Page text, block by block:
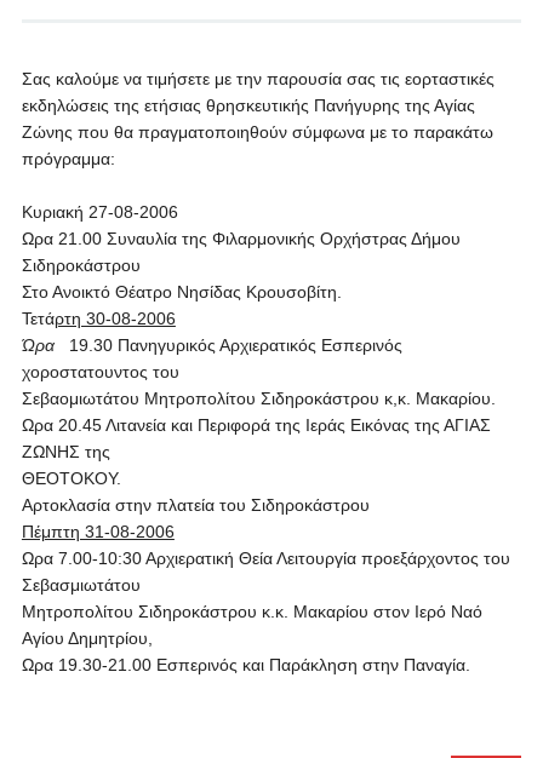
Σας καλούμε να τιμήσετε με την παρουσία σας τις εορταστικές
εκδηλώσεις της ετήσιας θρησκευτικής Πανήγυρης της Αγίας
Ζώνης που θα πραγματοποιηθούν σύμφωνα με το παρακάτω
πρόγραμμα:
Κυριακή 27-08-2006
Ωρα 21.00 Συναυλία της Φιλαρμονικής Ορχήστρας Δήμου
Σιδηροκάστρου
Στο Ανοικτό Θέατρο Νησίδας Κρουσοβίτη.
Τετάρτη 30-08-2006
Ώρα 19.30 Πανηγυρικός Αρχιερατικός Εσπερινός
χοροστατουντος του
Σεβαομιωτάτου Μητροπολίτου Σιδηροκάστρου κ,κ. Μακαρίου.
Ωρα 20.45 Λιτανεία και Περιφορά της Ιεράς Εικόνας της ΑΓΙΑΣ
ΖΩΝΗΣ της
ΘΕΟΤΟΚΟΥ.
Αρτοκλασία στην πλατεία του Σιδηροκάστρου
Πέμπτη 31-08-2006
Ωρα 7.00-10:30 Αρχιερατική Θεία Λειτουργία προεξάρχοντος του
Σεβασμιωτάτου
Μητροπολίτου Σιδηροκάστρου κ.κ. Μακαρίου στον Ιερό Ναό
Αγίου Δημητρίου,
Ωρα 19.30-21.00 Εσπερινός και Παράκληση στην Παναγία.